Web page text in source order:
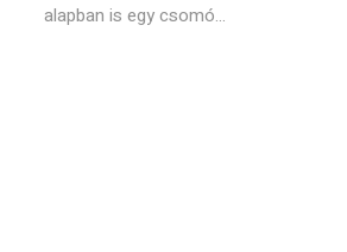
alapban is egy csomó...